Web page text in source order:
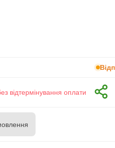
відтермінування оплати